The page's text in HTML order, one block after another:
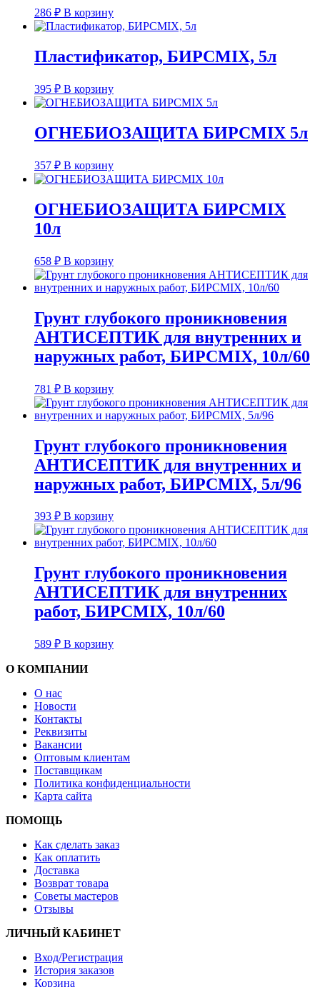
286 ₽ В корзину
Пластификатор, БИРСMIX, 5л
395 ₽ В корзину
ОГНЕБИОЗАЩИТА БИРСMIX 5л
357 ₽ В корзину
ОГНЕБИОЗАЩИТА БИРСMIX
10л
658 ₽ В корзину
Грунт глубокого проникновения
АНТИСЕПТИК для внутренних и
наружных работ, БИРСMIX, 10л/60
781 ₽ В корзину
Грунт глубокого проникновения
АНТИСЕПТИК для внутренних и
наружных работ, БИРСMIX, 5л/96
393 ₽ В корзину
Грунт глубокого проникновения
АНТИСЕПТИК для внутренних
работ, БИРСMIX, 10л/60
589 ₽ В корзину
О КОМПАНИИ
О нас
Новости
Контакты
Реквизиты
Вакансии
Оптовым клиентам
Поставщикам
Политика конфиденциальности
Карта сайта
ПОМОЩЬ
Как сделать заказ
Как оплатить
Доставка
Возврат товара
Советы мастеров
Отзывы
ЛИЧНЫЙ КАБИНЕТ
Вход/Регистрация
История заказов
Корзина